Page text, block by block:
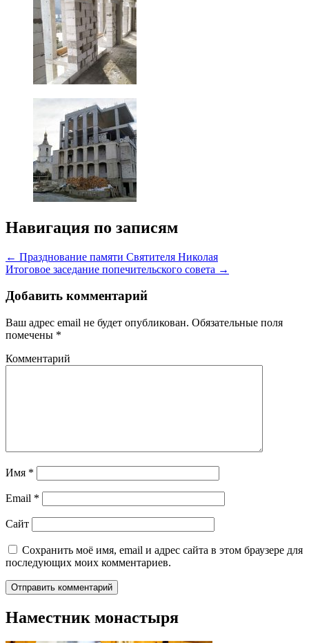
Навигация по записям
← Празднование памяти Святителя Николая
Итоговое заседание попечительского совета →
Добавить комментарий
Ваш адрес email не будет опубликован. Обязательные поля
помечены *
Комментарий
Имя *
Email *
Сайт
Сохранить моё имя, email и адрес сайта в этом браузере для
последующих моих комментариев.
Наместник монастыря